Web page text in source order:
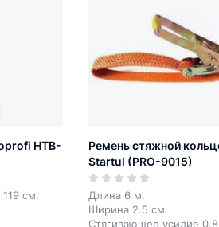
HTB-
см.
Ремень стяжной
Startul (PRO-9015)
Длина 6 м.
Ширина 2.5 см.
Стягивающее усилие